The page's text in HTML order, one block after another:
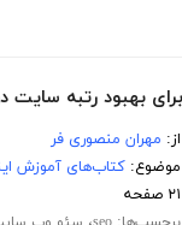
از: مهران منصوری فر
موضوع:کتاب‌های آموزش
۲۱ صفحه